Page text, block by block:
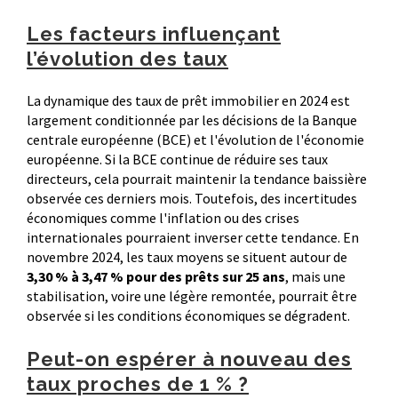
Les facteurs influençant
l’évolution des taux
La dynamique des taux de prêt immobilier en 2024 est
largement conditionnée par les décisions de la Banque
centrale européenne (BCE) et l'évolution de l'économie
européenne. Si la BCE continue de réduire ses taux
directeurs, cela pourrait maintenir la tendance baissière
observée ces derniers mois. Toutefois, des incertitudes
économiques comme l'inflation ou des crises
internationales pourraient inverser cette tendance. En
novembre 2024, les taux moyens se situent autour de
3,30 % à 3,47 % pour des prêts sur 25 ans, mais une
stabilisation, voire une légère remontée, pourrait être
observée si les conditions économiques se dégradent.
Peut-on espérer à nouveau des
taux proches de 1 % ?